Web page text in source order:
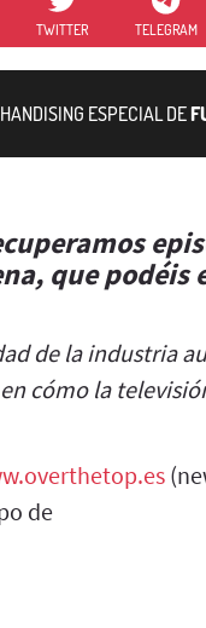
TWITTER TELEGRAM
ESPECIAL DE
que podéis
de la industria
cómo la
de